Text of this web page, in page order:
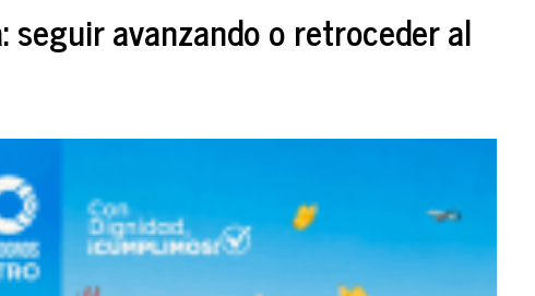
seguir avanzando o retroceder al